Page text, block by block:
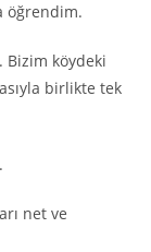
öğrendim.
Bizim köydeki
birlikte tek
net ve